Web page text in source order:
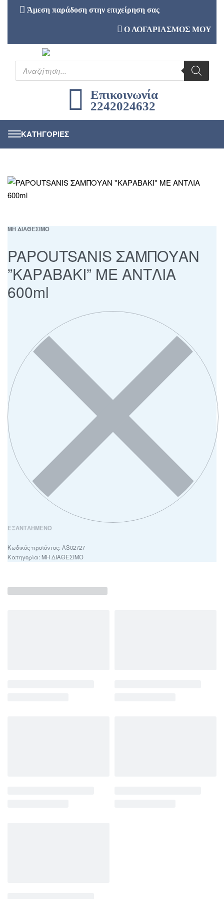
Άμεση παράδοση στην επιχείρηση σας
Ο ΛΟΓΑΡΙΑΣΜΟΣ ΜΟΥ
Επικοινωνία
2242024632
ΜΗ ΔΙΑΘΕΣΙΜΟ
PAPOUTSANIS ΣΑΜΠΟΥΑΝ
”ΚΑΡΑΒΑΚΙ” ΜΕ ΑΝΤΛΙΑ
600ml
ΕΞΑΝΤΛΗΜΈΝΟ
AS02727
Κατηγορία: ΜΗ ΔΙΑΘΕΣΙΜΟ